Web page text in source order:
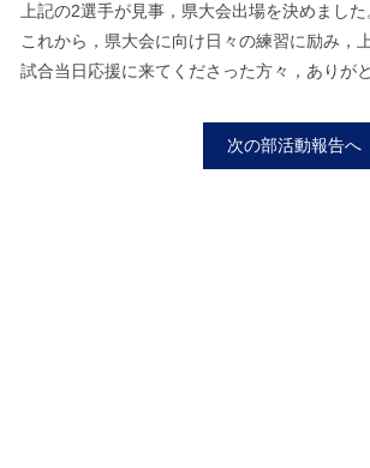
上記の2選手が見事，県大会出場を決めました
これから，県大会に向け日々の練習に励み，
試合当日応援に来てくださった方々，ありが
次の部活動報告へ